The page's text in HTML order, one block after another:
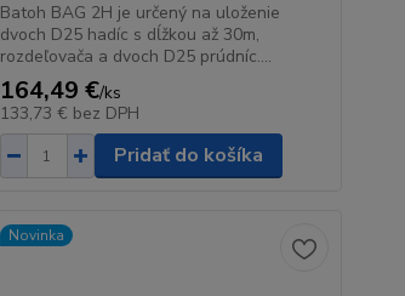
Batoh BAG 2H je určený na uloženie
dvoch D25 hadíc s dĺžkou až 30m,
rozdeľovača a dvoch D25 prúdníc....
164,49 €/ks
133,73 € bez DPH
Pridať do košíka
Novinka